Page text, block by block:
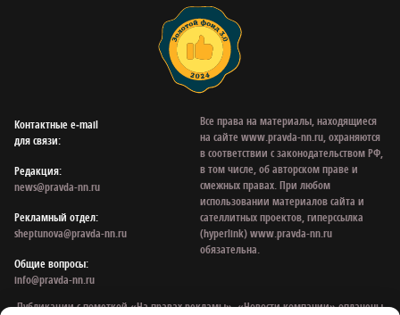
Контактные e‑mail
для связи:
Редакция:
news@pravda-nn.ru
Рекламный отдел:
sheptunova@pravda-nn.ru
Общие вопросы:
info@pravda-nn.ru
Все права на материалы, находящиеся
на сайте www.pravda-nn.ru, охраняются
в соответствии с законодательством РФ,
в том числе, об авторском праве и
смежных правах. При любом
использовании материалов сайта и
сателлитных проектов, гиперссылка
(hyperlink) www.pravda-nn.ru
обязательна.
Публикации с пометкой «На правах рекламы», «Новости компании» оплачены